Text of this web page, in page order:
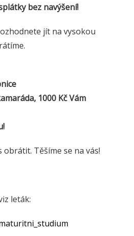
bez navýšení!
jít na vysokou
1000 Kč Vám
obrátit. Těšíme se na vás!
leták: